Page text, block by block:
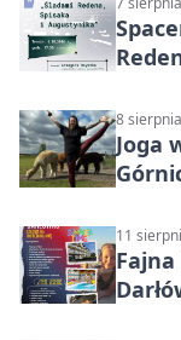
8
Joga
11